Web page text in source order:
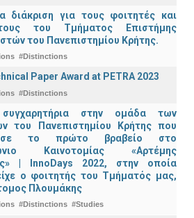
διάκριση για τους φοιτητές και
του Τμήματος Επιστήμης
του Πανεπιστημίου Κρήτης.
#Distinctions
Paper Award at PETRA 2023
#Distinctions
στην ομάδα των
του Πανεπιστημίου Κρήτης που
το πρώτο βραβείο στο
Καινοτομίας «Αρτέμης
| InnoDays 2022, στην οποία
ο φοιτητής του Τμήματός μας,
Πλουμάκης
#Distinctions #Studies